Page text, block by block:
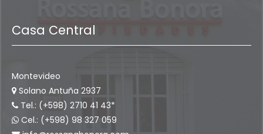
Casa Central
Montevideo
Solano Antuña 2937
Tel.: (+598) 2710 41 43*
Cel.: (+598) 98 327 059